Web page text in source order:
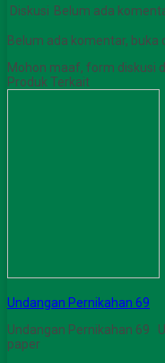
Diskusi Belum ada
Belum ada komentar, buka
Mohon maaf, form diskusi
Produk Terkait
Undangan Pernikahan 69
Undangan Pernikahan 69
paper